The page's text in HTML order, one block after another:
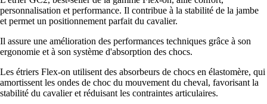
personnalisation et performance. Il contribue à la stabilité de la jambe
et permet un positionnement parfait du cavalier.
Il assure une amélioration des performances techniques grâce à son
ergonomie et à son système d'absorption des chocs.
Les étriers Flex-on utilisent des absorbeurs de chocs en élastomère, qui
amortissent les ondes de choc du mouvement du cheval, favorisant la
stabilité du cavalier et réduisant les contraintes articulaires.